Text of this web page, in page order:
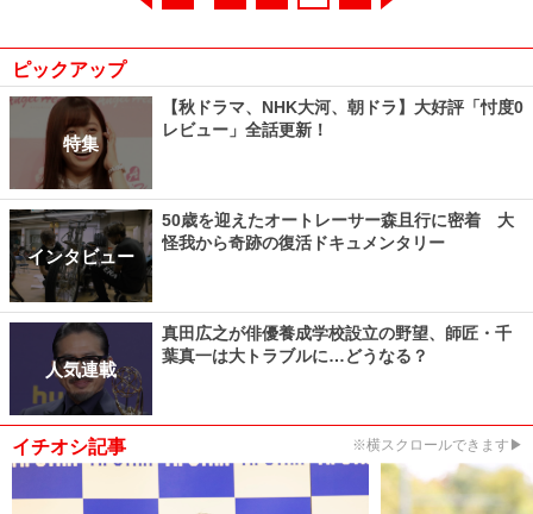
ピックアップ
特集
【秋ドラマ、NHK大河、朝ドラ】大好評「忖度0
レビュー」全話更新！
インタビュー
50歳を迎えたオートレーサー森且行に密着 大
怪我から奇跡の復活ドキュメンタリー
人気連載
真田広之が俳優養成学校設立の野望、師匠・千
葉真一は大トラブルに…どうなる？
イチオシ記事 ※横スクロールできます▶